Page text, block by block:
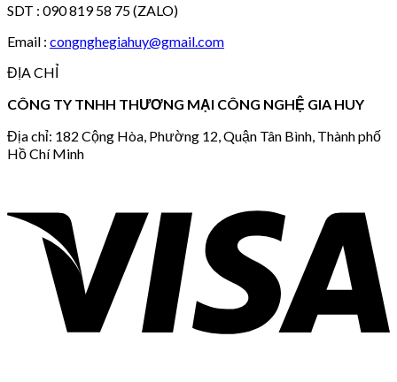
SDT : 090 819 58 75 (ZALO)
Email : congnghegiahuy@gmail.com
ĐỊA CHỈ
CÔNG TY TNHH THƯƠNG MẠI CÔNG NGHỆ GIA HUY
Địa chỉ: 182 Cộng Hòa, Phường 12, Quận Tân Bình, Thành phố
Hồ Chí Minh